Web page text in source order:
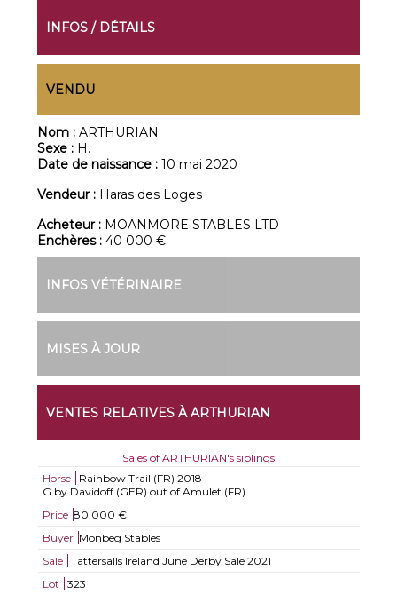
INFOS / DÉTAILS
VENDU
Nom :ARTHURIAN
Sexe : H.
Date de naissance :10 mai 2020
Vendeur : Haras des Loges
Acheteur : MOANMORE STABLES LTD
Enchères :40 000 €
INFOS VÉTÉRINAIRE
MISES À JOUR
VENTES RELATIVES À ARTHURIAN
Sales of ARTHURIAN's siblings
Horse
Rainbow Trail (FR) 2018
G by Davidoff (GER) out of Amulet (FR)
Price 80.000 €
Buyer Monbeg Stables
Sale
Tattersalls Ireland June Derby Sale 2021
Lot
323